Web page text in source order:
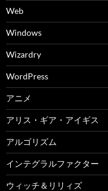
Web
Windows
Wizardry
WordPress
アニメ
アリス・ギア・アイギス
アルゴリズム
インテグラルファクター
ウィッチ＆リリィズ